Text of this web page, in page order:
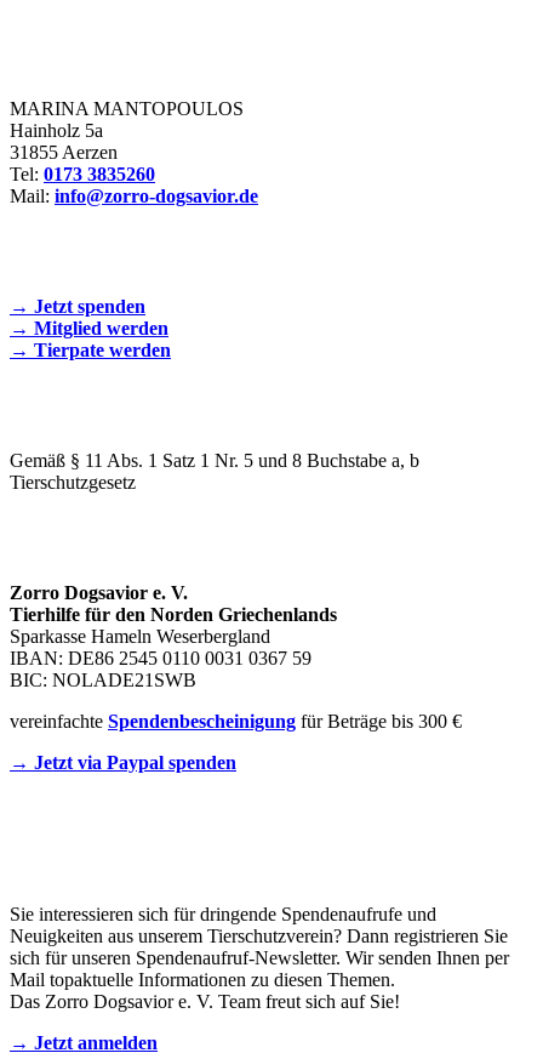
MARINA MANTOPOULOS
Hainholz 5a
31855 Aerzen
Tel: 0173 3835260
Mail: info@zorro-dogsavior.de
→ Jetzt spenden
→ Mitglied werden
→ Tierpate werden
Gemäß § 11 Abs. 1 Satz 1 Nr. 5 und 8 Buchstabe a, b
Tierschutzgesetz
Zorro Dogsavior e. V.
Tierhilfe für den Norden Griechenlands
Sparkasse Hameln Weserbergland
IBAN: DE86 2545 0110 0031 0367 59
BIC: NOLADE21SWB
vereinfachte Spendenbescheinigung für Beträge bis 300 €
→ Jetzt via Paypal spenden
Sie interessieren sich für dringende Spendenaufrufe und
Neuigkeiten aus unserem Tierschutzverein? Dann registrieren Sie
sich für unseren Spendenaufruf-Newsletter. Wir senden Ihnen per
Mail topaktuelle Informationen zu diesen Themen.
Das Zorro Dogsavior e. V. Team freut sich auf Sie!
→ Jetzt anmelden